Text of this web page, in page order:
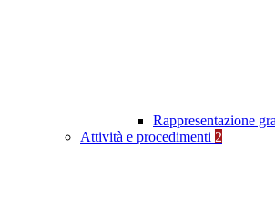
Rappresentazione
Attività e procedimenti 2